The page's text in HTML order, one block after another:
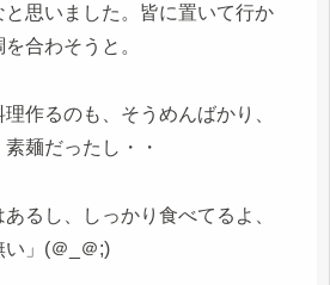
思いました。皆に置いて行か
合わそうと。
作るのも、そうめんばかり、
麺だったし・・
るし、しっかり食べてるよ、
い」(＠_＠;)